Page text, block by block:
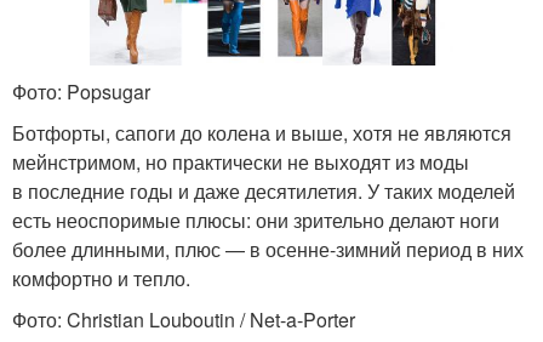
Фото: Popsugar
Ботфорты, сапоги до колена и выше, хотя не являются
мейнстримом, но практически не выходят из моды
в последние годы и даже десятилетия. У таких моделей
есть неоспоримые плюсы: они зрительно делают ноги
более длинными, плюс — в осенне-зимний период в них
комфортно и тепло.
Фото: Christian Louboutin / Net-a-Porter